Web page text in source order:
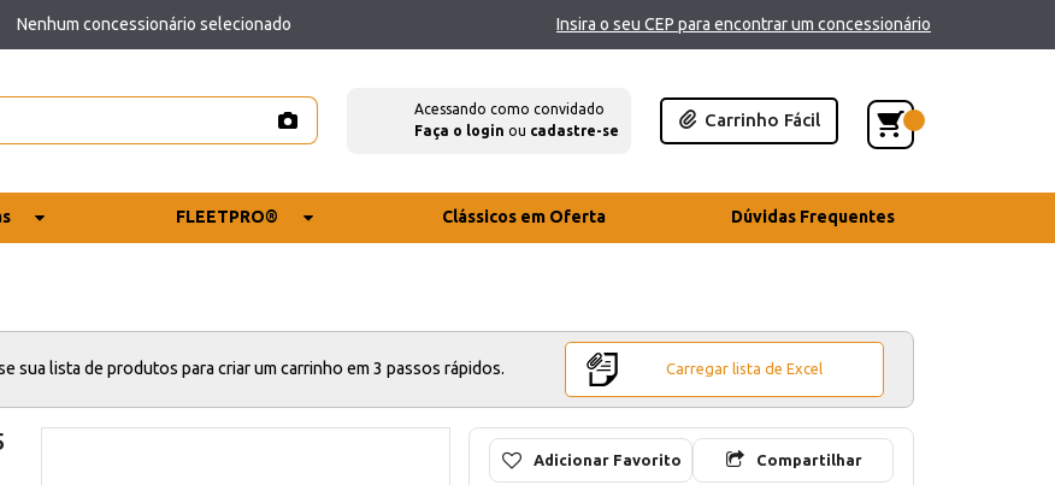
Nenhum concessionário selecionado Insira o seu CEP para encontrar um concessionário
Acessando como convidado
Faça o login ou cadastre-se
Carrinho Fácil
FLEETPRO® Clássicos em Oferta Dúvidas Frequentes
sua lista de produtos para criar um carrinho em 3 passos rápidos. Carregar lista de Excel
Adicionar Favorito Compartilhar